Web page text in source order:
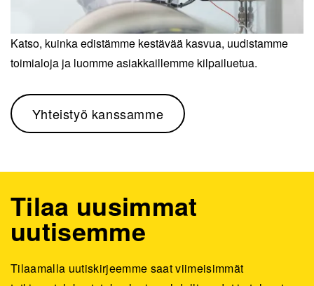
Katso, kuinka edistämme kestävää kasvua, uudistamme
toimialoja ja luomme asiakkaillemme kilpailuetua.
Yhteistyö kanssamme
Tilaa uusimmat
uutisemme
Tilaamalla uutiskirjeemme saat viimeisimmät